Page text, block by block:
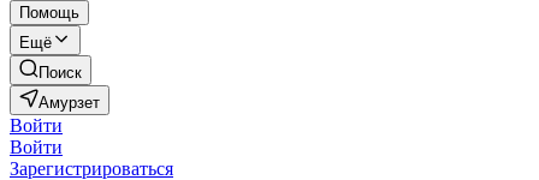
Помощь
Ещё
Поиск
Амурзет
Войти
Войти
Зарегистрироваться